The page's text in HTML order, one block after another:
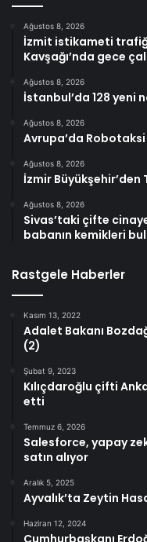
Ağustos 8, 2026
İzmit istikameti
Kavşağı’nda gece
Ağustos 8, 2026
İstanbul’da 128 yeni
Ağustos 8, 2026
Avrupa’da
Ağustos 8, 2026
İzmir Büyükşehir’den
Ağustos 8, 2026
Sivas’taki çifte
babanın kemikleri
Rastgele Haberler
Kasım 13, 2022
Adalet Bakanı
(2)
Şubat 9, 2023
Kılıçdaroğlu çifti
etti
Temmuz 6, 2026
Salesforce, yapay
satın alıyor
Aralık 5, 2025
Ayvalık’ta Zeytin
Haziran 12, 2024